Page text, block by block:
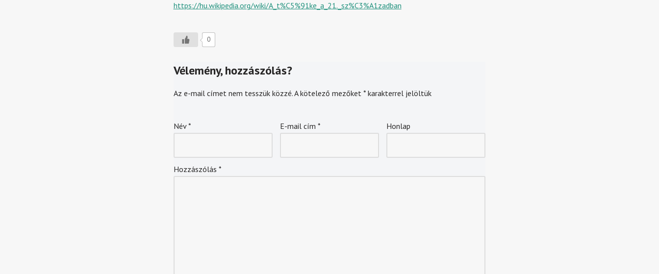
https://hu.wikipedia.org/wiki/A_t%C5%91ke_a_21._sz%C3%A1zadban
0
Vélemény, hozzászólás?
Az e-mail címet nem tesszük közzé.A kötelező mezőket *karakterrel jelöltük
Név* E-mail cím * Honlap
Hozzászólás *